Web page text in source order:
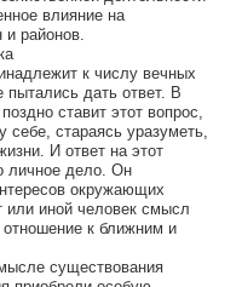
влияние на
и районов.
к числу вечных
дать ответ. В
ставит этот вопрос,
стараясь уразуметь,
И ответ на этот
личное дело. Он
окружающих
или иной человек смысл
отношение к ближним и
существования